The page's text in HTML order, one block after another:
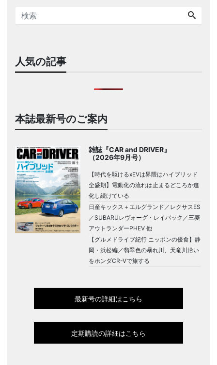
人気の記事
本誌最新号のご案内
雑誌『CAR and DRIVER』
（2026年9月号）
【時代を駆けるxEVは界隈はハイブリッド
全盛期】電動化の流れは止まるどころか進
化し続けている
日産キックス＋エルグランド／レクサスES
／SUBARUレヴォーグ・レイバック／三菱
アウトランダーPHEV 他
【グルメドライブ紀行 ニッポンの優食】静
岡・浜松編／翡翠色の暴れ川、天竜川沿い
をホンダCR-Vで旅する
最新号の詳細はこちら
定期購読の詳細はこちら